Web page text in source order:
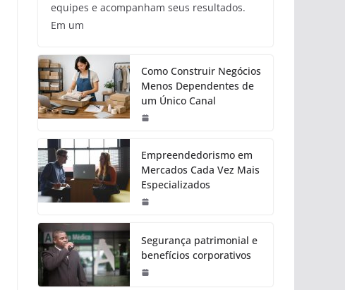
equipes e acompanham seus resultados.
Em um
Como Construir Negócios
Menos Dependentes de
um Único Canal
Empreendedorismo em
Mercados Cada Vez Mais
Especializados
Segurança patrimonial e
benefícios corporativos